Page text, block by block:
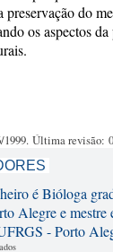
preservação do
os aspectos
Última revisão:
é Bióloga
Alegre e mestre
- Porto